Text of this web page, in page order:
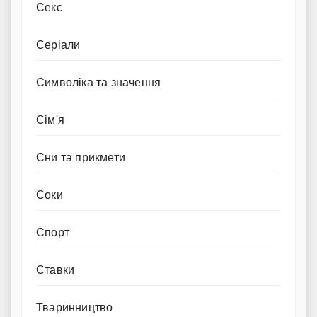
Секс
Серіали
Символіка та значення
Сім'я
Сни та прикмети
Соки
Спорт
Ставки
Тваринництво